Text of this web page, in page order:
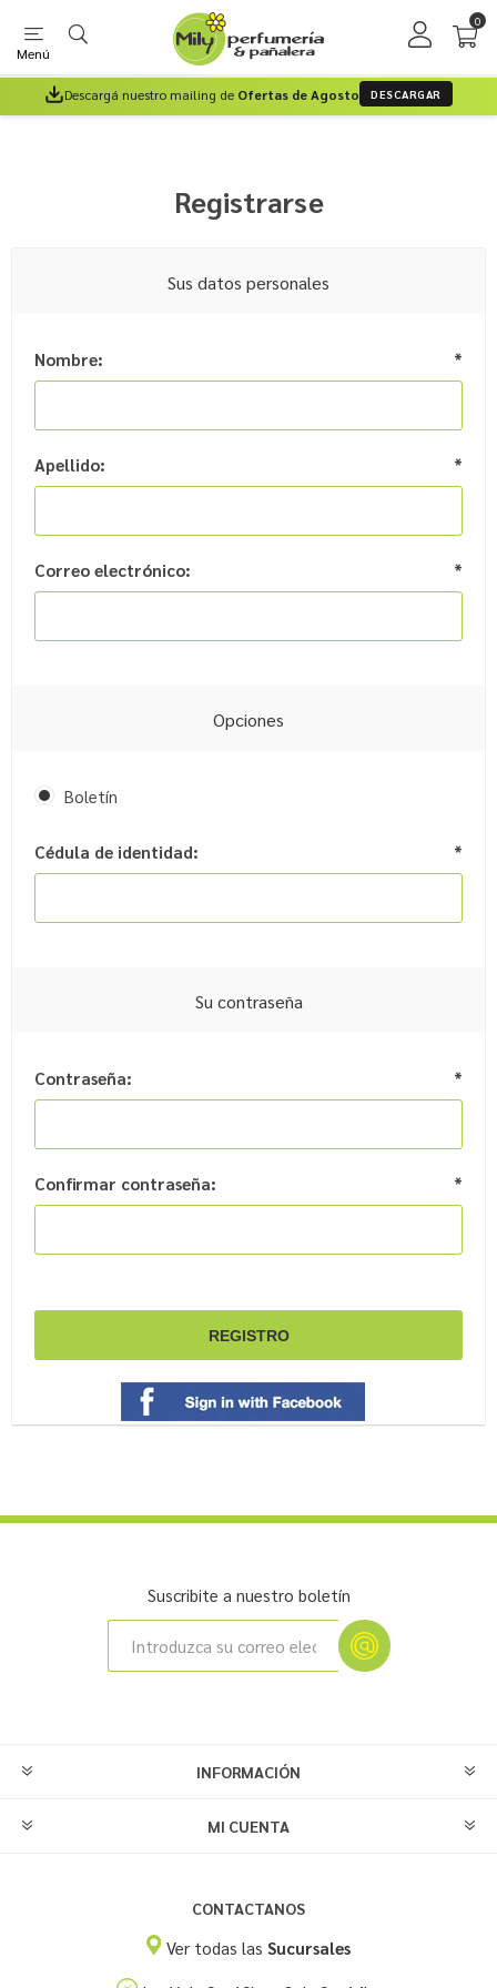
Menú
0
Descargá nuestro mailing de Ofertas de Agosto DESCARGAR
Registrarse
Sus datos personales
Nombre: *
Apellido: *
Correo electrónico: *
Opciones
Boletín
Cédula de identidad: *
Su contraseña
Contraseña: *
Confirmar contraseña: *
Suscribite a nuestro boletín
INFORMACIÓN
MI CUENTA
CONTACTANOS
Ver todas lasSucursales